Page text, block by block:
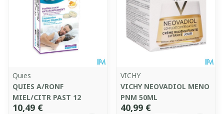
Quies
QUIES A/RONF
MIEL/CITR PAST 12
10,49 €
VICHY
VICHY NEOVADIOL MENO
PNM 50ML
40,99 €